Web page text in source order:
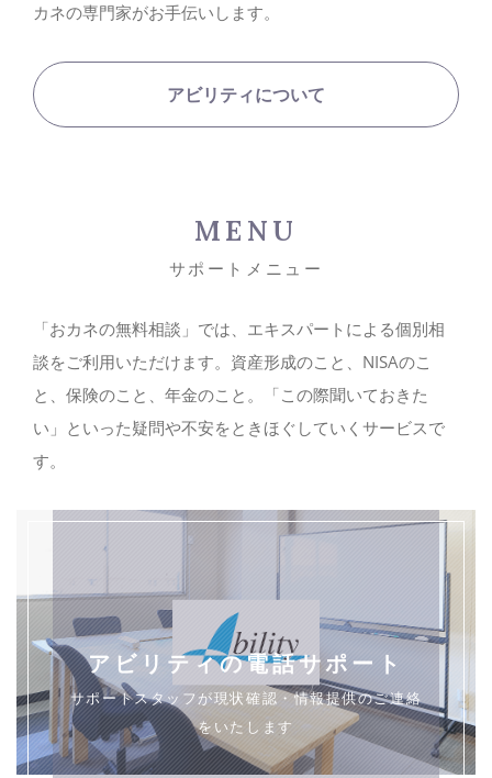
カネの専門家がお手伝いします。
アビリティについて
MENU
サポートメニュー
「おカネの無料相談」では、エキスパートによる個別相
談をご利用いただけます。資産形成のこと、NISAのこ
と、保険のこと、年金のこと。「この際聞いておきた
い」といった疑問や不安をときほぐしていくサービスで
す。
アビリティの電話サポート
サポートスタッフが現状確認・情報提供のご連絡
をいたします